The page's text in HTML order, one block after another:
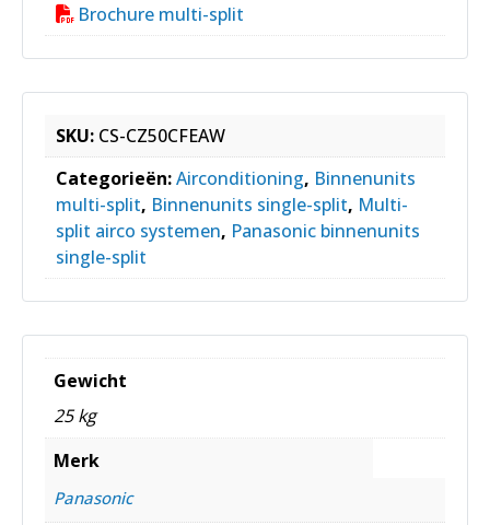
Brochure multi-split
SKU: CS-CZ50CFEAW
Categorieën:Airconditioning, Binnenunits
multi-split, Binnenunits single-split, Multi-
split airco systemen, Panasonic binnenunits
single-split
Gewicht
25 kg
Merk
Panasonic